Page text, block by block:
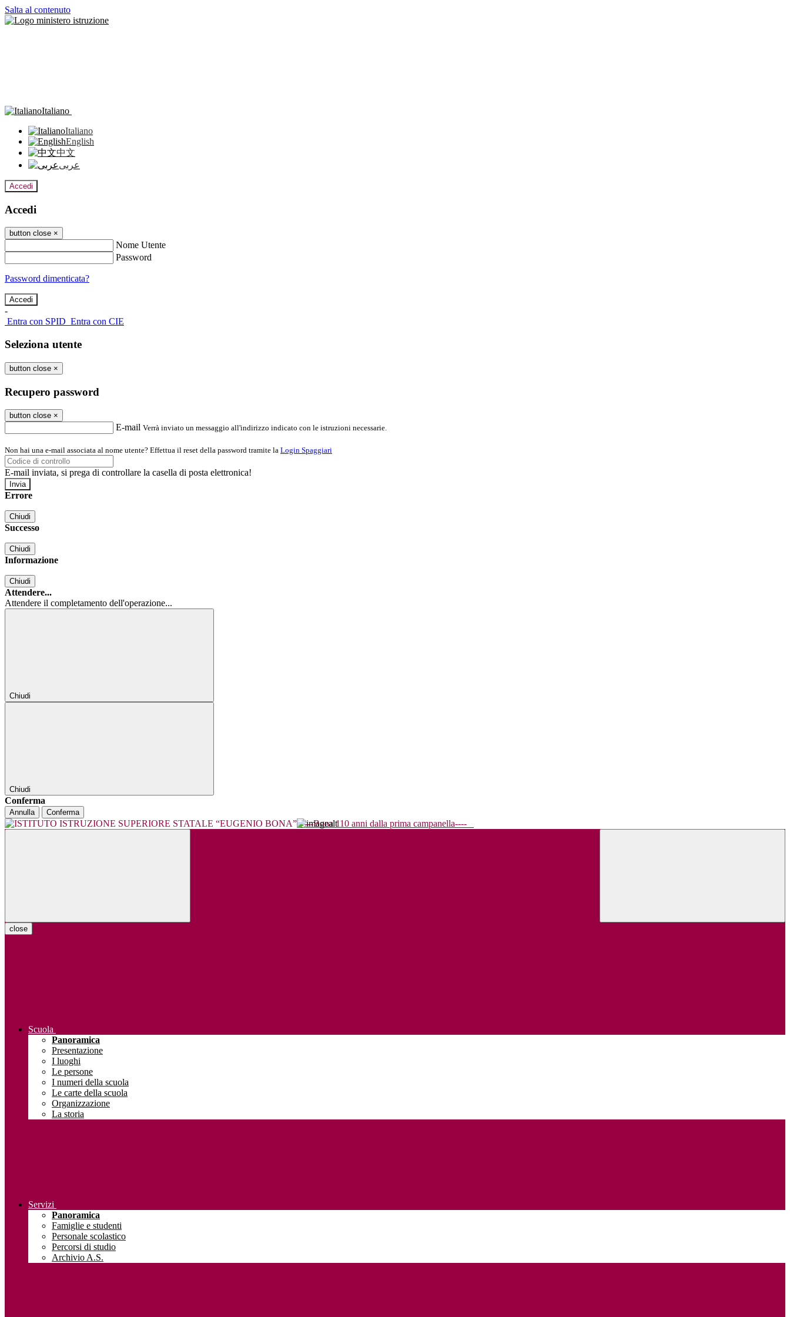
Salta al contenuto
Italiano
Italiano
English
中文
عربى
Accedi
Accedi
button close ×
Nome Utente
Password
Password dimenticata?
-
Entra con SPID Entra con CIE
Seleziona utente
button close ×
Recupero password
button close ×
E-mail Verrà inviato un messaggio all'indirizzo indicato con le istruzioni necessarie.
Non hai una e-mail associata al nome utente? Effettua il reset della password tramite la Login Spaggiari
E-mail inviata, si prega di controllare la casella di posta elettronica!
Errore
Chiudi
Successo
Chiudi
Informazione
Chiudi
Attendere...
Attendere il completamento dell'operazione...
Chiudi
Chiudi
Conferma
Annulla Conferma
----Bona 110 anni dalla prima campanella----
close
Scuola
Panoramica
Presentazione
I luoghi
Le persone
I numeri della scuola
Le carte della scuola
Organizzazione
La storia
Servizi
Panoramica
Famiglie e studenti
Personale scolastico
Percorsi di studio
Archivio A.S.